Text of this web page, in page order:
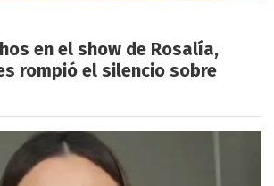
en el show de Rosalía,
rompió el silencio sobre